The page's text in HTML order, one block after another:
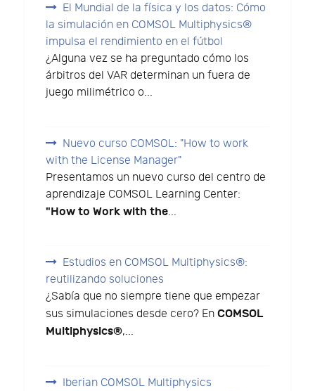
El Mundial de la física y los datos: Cómo
la simulación en COMSOL Multiphysics®
impulsa el rendimiento en el fútbol
¿Alguna vez se ha preguntado cómo los
árbitros del VAR determinan un fuera de
juego milimétrico o...
Nuevo curso COMSOL: "How to work
with the License Manager"
Presentamos un nuevo curso del centro de
aprendizaje COMSOL Learning Center:
"How to Work with the...
Estudios en COMSOL Multiphysics®:
reutilizando soluciones
¿Sabía que no siempre tiene que empezar
sus simulaciones desde cero? En COMSOL
Multiphysics®,...
Iberian COMSOL Multiphysics